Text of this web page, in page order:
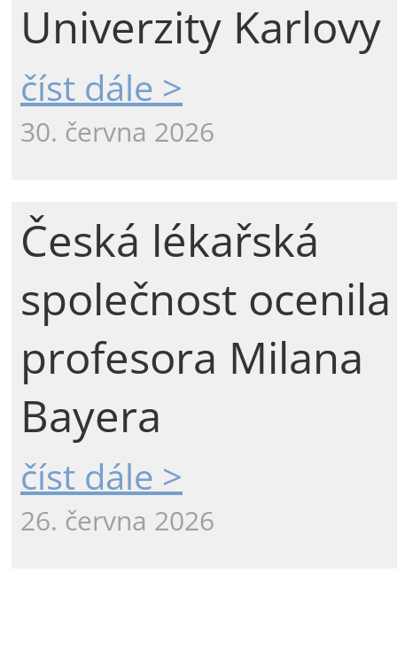
Univerzity Karlovy
číst dále >
30. června 2026
Česká lékařská
společnost ocenila
profesora Milana
Bayera
číst dále >
26. června 2026